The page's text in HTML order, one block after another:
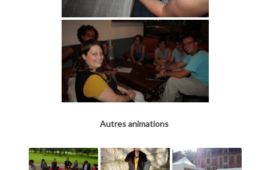
Autres animations